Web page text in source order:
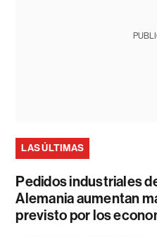
LAS ÚLTIMAS
Pedidos industriales
Alemania aumentan
previsto por los